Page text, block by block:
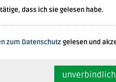
dass ich sie gelesen habe.
zum Datenschutzgelesen und